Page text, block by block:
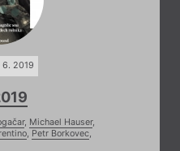
6. 2019
, Michael Hauser,
, Petr Borkovec,